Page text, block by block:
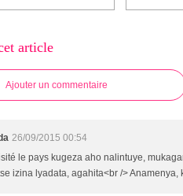
article
Ajouter un commentaire
26/09/2015 00:54
le pays kugeza aho nalintuye,
izina lyadata, agahita<br />